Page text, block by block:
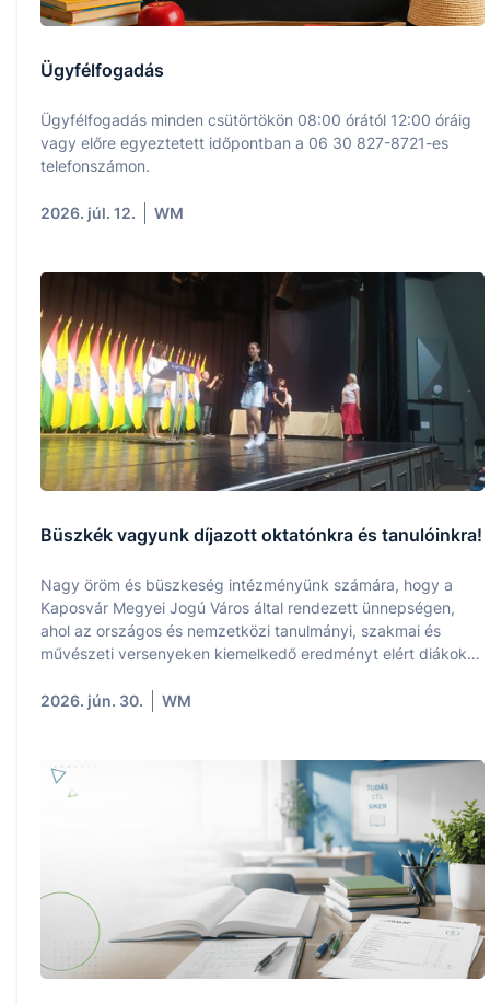
Ügyfélfogadás
Ügyfélfogadás minden csütörtökön 08:00 órától 12:00 óráig
vagy előre egyeztetett időpontban a 06 30 827-8721-es
telefonszámon.
2026. júl. 12. WM
Büszkék vagyunk díjazott oktatónkra és tanulóinkra!
Nagy öröm és büszkeség intézményünk számára, hogy a
Kaposvár Megyei Jogú Város által rendezett ünnepségen,
ahol az országos és nemzetközi tanulmányi, szakmai és
művészeti versenyeken kiemelkedő eredményt elért diákokat
képviseltette magát a díjazottak között.
2026. jún. 30. WM